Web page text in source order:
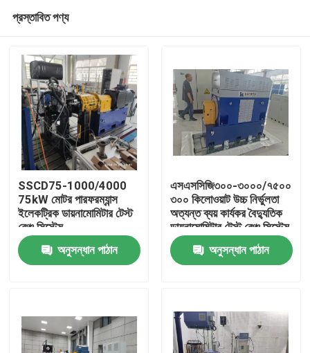
আমাদের সম্বন্ধে
প্রস্তাবিত পণ্য
SSCD75-1000/4000
75kW মোটর পারফরম্যান্স
ইলেকট্রিক ডায়নামোমিটার টেস্ট
বেঞ্চ সিস্টেম
অনুসন্ধান পাঠান
এসএসসিজি৩০০-৩০০০/৭৫০০
৩০০ কিলোওয়াট উচ্চ নির্ভুলতা
অত্যন্ত ব্যয় কার্যকর বৈদ্যুতিক
ডায়নামোমিটার টেস্ট বেঞ্চ সিস্টেম
ইভি মোটর পারফরম্যান্স পরীক্ষা
করার জন্য অনুসন্ধান পাঠান